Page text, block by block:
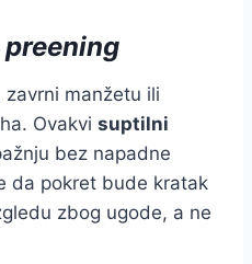
preening
manžetu ili
Ovakvi suptilni
bez napadne
da pokret bude kratak
zbog ugode, a ne